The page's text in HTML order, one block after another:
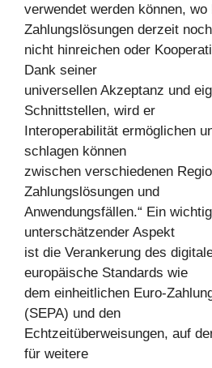
verwendet werden können, wo
Zahlungslösungen derzeit noch
nicht hinreichen oder
Dank seiner
universellen Akzeptanz und
Schnittstellen, wird er
Interoperabilität ermöglichen
schlagen können
zwischen verschiedenen
Zahlungslösungen und
Anwendungsfällen.“ Ein
unterschätzender Aspekt
ist die Verankerung des
europäische Standards wie
dem einheitlichen Euro-
(SEPA) und den
Echtzeitüberweisungen, auf
für weitere